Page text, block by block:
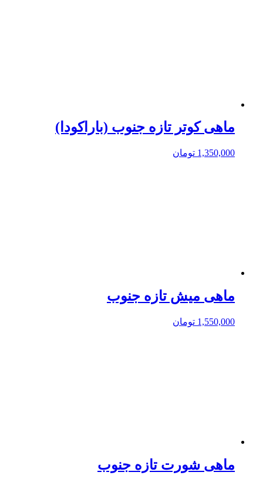
ماهی کوتر تازه جنوب (باراکودا)
1,350,000 تومان
ماهی میش تازه جنوب
1,550,000 تومان
ماهی شورت تازه جنوب